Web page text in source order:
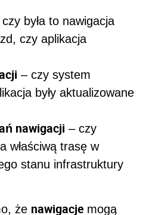
była to nawigacja
czy aplikacja
– czy system
były aktualizowane
nawigacji – czy
właściwą trasę w
stanu infrastruktury
że nawigacje mogą